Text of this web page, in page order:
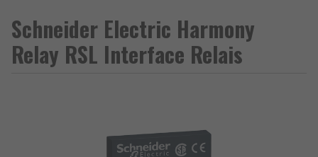
Schneider Electric Harmony
Relay RSL Interface Relais